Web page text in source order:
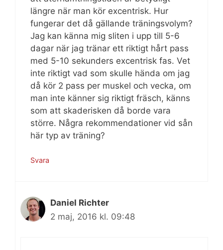
längre när man kör excentrisk. Hur
fungerar det då gällande träningsvolym?
Jag kan känna mig sliten i upp till 5-6
dagar när jag tränar ett riktigt hårt pass
med 5-10 sekunders excentrisk fas. Vet
inte riktigt vad som skulle hända om jag
då kör 2 pass per muskel och vecka, om
man inte känner sig riktigt fräsch, känns
som att skaderisken då borde vara
större. Några rekommendationer vid sån
här typ av träning?
Svara
Daniel Richter
2 maj, 2016 kl. 09:48